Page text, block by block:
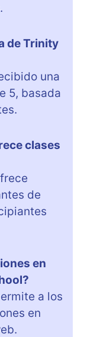
de Trinity
una
5, basada
clases
de
en
a los
en